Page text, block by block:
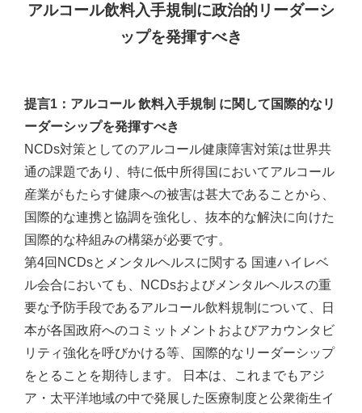
アルコール飲料入手規制に政治的リーダーシ
ップを発揮すべき
提言1：アルコール 飲料入手規制 に関して国際的なリ
ーダーシップを発揮すべき
NCDs対策としてのアルコール健康障害対策は世界共
通の課題であり、特に低中所得国においてアルコール
産業がもたらす健康への被害は甚大であることから、
国際的な連携と協調を強化し、抜本的な解決に向けた
国際的な枠組みの構築が必要です。
第4回NCDsとメンタルヘルスに関する 国連ハイレベ
ル会合においても、NCDsおよびメンタルヘルスの重
要な予防手段であるアルコール飲料規制について、日
本が各国政府へのコミットメントおよびアカウンタビ
リティ強化を呼びかける等、国際的なリーダーシップ
をとることを期待します。 日本は、これまでもアジ
ア・太平洋地域の中で発展した医療制度と公衆衛生イ